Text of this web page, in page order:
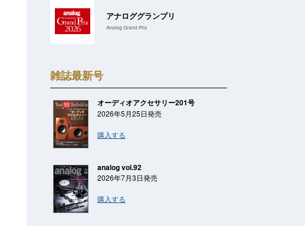
アナロググランプリ
Analog Grand Prix
雑誌最新号
オーディオアクセサリー201号
2026年5月25日発売
購入する
analog vol.92
2026年7月3日発売
購入する